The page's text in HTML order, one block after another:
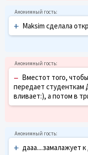
+ Maksim сделала
– Вместот того,
передает студенткам
вливает:), а потом в
+ дааа....замалажует